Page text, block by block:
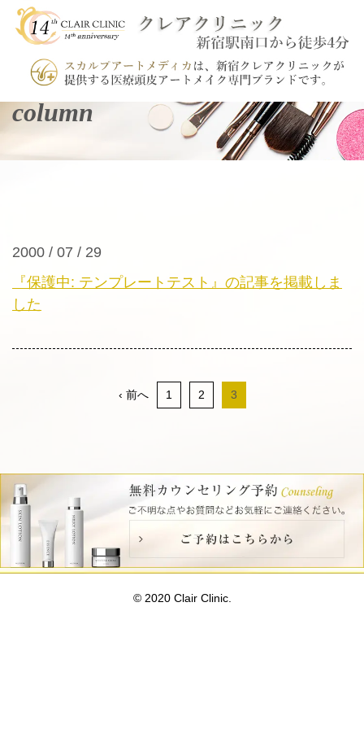
column
2000 / 07 / 29
『保護中: テンプレートテスト』の記事を掲載しま
した
‹ 前へ 1 2 3
© 2020 Clair Clinic.